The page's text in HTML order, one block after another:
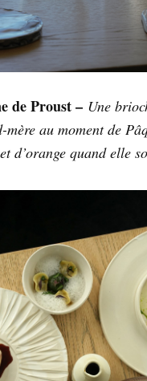
de Proust – Une
au moment de
d’orange quand elle